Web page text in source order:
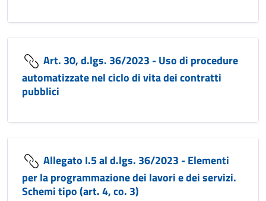
Art. 30, d.lgs. 36/2023 - Uso di procedure
automatizzate nel ciclo di vita dei contratti
pubblici
Allegato I.5 al d.lgs. 36/2023 - Elementi
per la programmazione dei lavori e dei servizi.
Schemi tipo (art. 4, co. 3)